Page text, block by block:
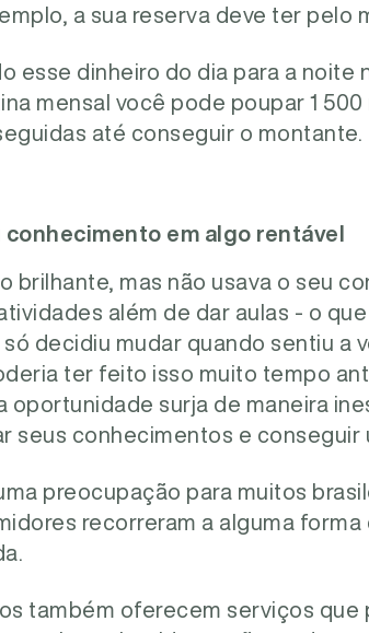
a sua reserva deve ter pelo
esse dinheiro do dia para a noite
mensal você pode poupar 1
até conseguir o montante.
em algo rentável
brilhante, mas não usava o seu
além de dar aulas - o
decidiu mudar quando sentiu a
ter feito isso muito tempo
oportunidade surja de maneira
seus conhecimentos e conseguir
preocupação para muitos
recorreram a alguma
também oferecem serviços que